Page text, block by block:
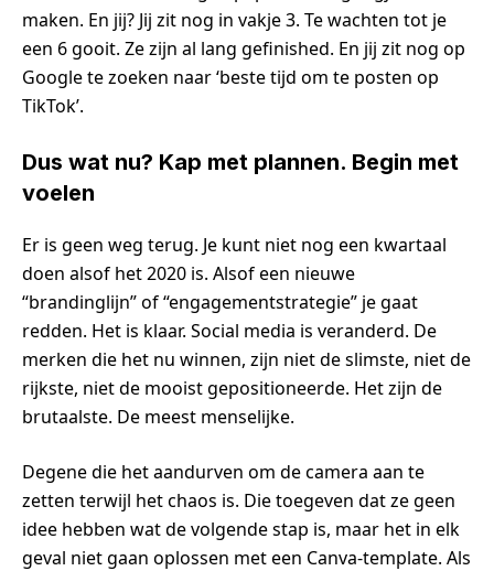
maken. En jij? Jij zit nog in vakje 3. Te wachten tot je
een 6 gooit. Ze zijn al lang gefinished. En jij zit nog op
Google te zoeken naar ‘beste tijd om te posten op
TikTok’.
Dus wat nu? Kap met plannen. Begin met
voelen
Er is geen weg terug. Je kunt niet nog een kwartaal
doen alsof het 2020 is. Alsof een nieuwe
“brandinglijn” of “engagementstrategie” je gaat
redden. Het is klaar. Social media is veranderd. De
merken die het nu winnen, zijn niet de slimste, niet de
rijkste, niet de mooist gepositioneerde. Het zijn de
brutaalste. De meest menselijke.
Degene die het aandurven om de camera aan te
zetten terwijl het chaos is. Die toegeven dat ze geen
idee hebben wat de volgende stap is, maar het in elk
geval niet gaan oplossen met een Canva-template. Als